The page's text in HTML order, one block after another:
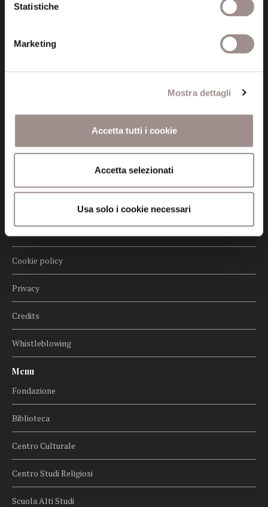
Statistiche
Marketing
Mostra dettagli
Accetta tutti i cookie
Accetta selezionati
Usa solo i cookie necessari
fondazionecollegiosancarlo@legalmail.it
Seguici
Informazioni
Amministrazione trasparente
Certificazioni
Cookie policy
Privacy
Credits
Whistleblowing
Menu
Fondazione
Biblioteca
Centro Culturale
Centro Studi Religiosi
Scuola Alti Studi